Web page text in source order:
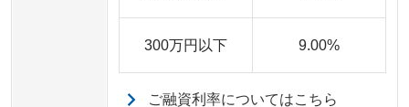
300万円以下 9.00%
ご融資利率についてはこちら